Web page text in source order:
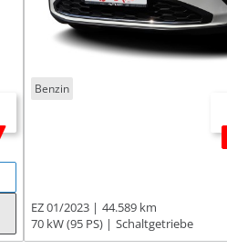
Benzin
EZ 01/2023
44.589 km
70 kW (95 PS)
Schaltgetriebe